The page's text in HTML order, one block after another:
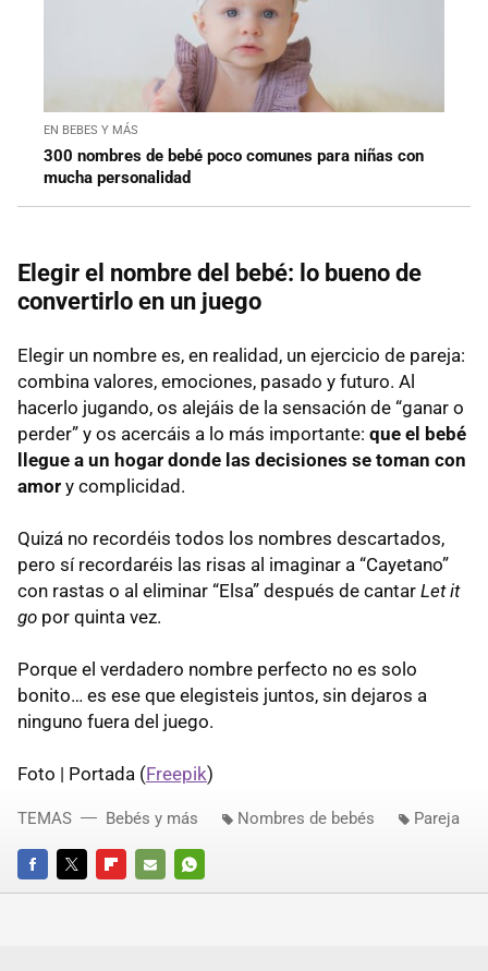
EN BEBES Y MÁS
300 nombres de bebé poco comunes para niñas con
mucha personalidad
Elegir el nombre del bebé: lo bueno de
convertirlo en un juego
Elegir un nombre es, en realidad, un ejercicio de pareja:
combina valores, emociones, pasado y futuro. Al
hacerlo jugando, os alejáis de la sensación de “ganar o
perder” y os acercáis a lo más importante: que el bebé
llegue a un hogar donde las decisiones se toman con
amor y complicidad.
Quizá no recordéis todos los nombres descartados,
pero sí recordaréis las risas al imaginar a “Cayetano”
con rastas o al eliminar “Elsa” después de cantar Let it
go por quinta vez.
Porque el verdadero nombre perfecto no es solo
bonito… es ese que elegisteis juntos, sin dejaros a
ninguno fuera del juego.
Foto | Portada (Freepik)
FACEBOOKTWITTERFLIPBOARD
E-
WHATSAPP
TEMAS Bebés y más Nombres de bebés Pareja